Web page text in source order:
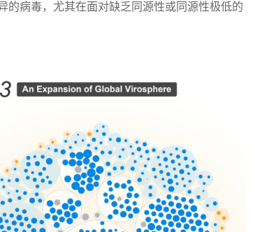
病毒，尤其在面对缺乏同源性或同源性极低的